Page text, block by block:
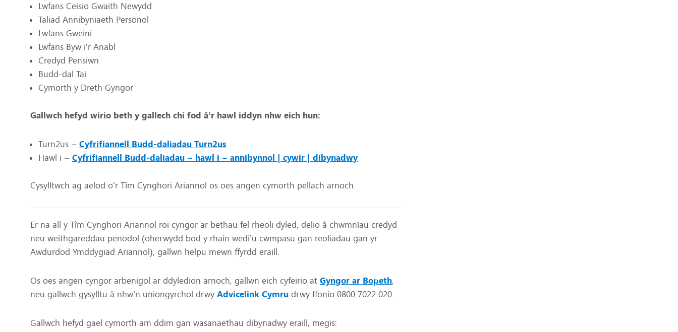
Lwfans Ceisio Gwaith Newydd
Taliad Annibyniaeth Personol
Lwfans Gweini
Lwfans Byw i’r Anabl
Credyd Pensiwn
Budd-dal Tai
Cymorth y Dreth Gyngor
Gallwch hefyd wirio beth y gallech chi fod â’r hawl iddyn nhw eich hun:
Turn2us – Cyfrifiannell Budd-daliadau Turn2us
Hawl i – Cyfrifiannell Budd-daliadau – hawl i – annibynnol | cywir | dibynadwy
Cysylltwch ag aelod o’r Tîm Cynghori Ariannol os oes angen cymorth pellach arnoch.
Er na all y Tîm Cynghori Ariannol roi cyngor ar bethau fel rheoli dyled, delio â chwmnïau credyd
neu weithgareddau penodol (oherwydd bod y rhain wedi’u cwmpasu gan reoliadau gan yr
Awdurdod Ymddygiad Ariannol), gallwn helpu mewn ffyrdd eraill.
Os oes angen cyngor arbenigol ar ddyledion arnoch, gallwn eich cyfeirio at Gyngor ar Bopeth,
neu gallwch gysylltu â nhw’n uniongyrchol drwy Advicelink Cymru drwy ffonio 0800 7022 020.
Gallwch hefyd gael cymorth am ddim gan wasanaethau dibynadwy eraill, megis: